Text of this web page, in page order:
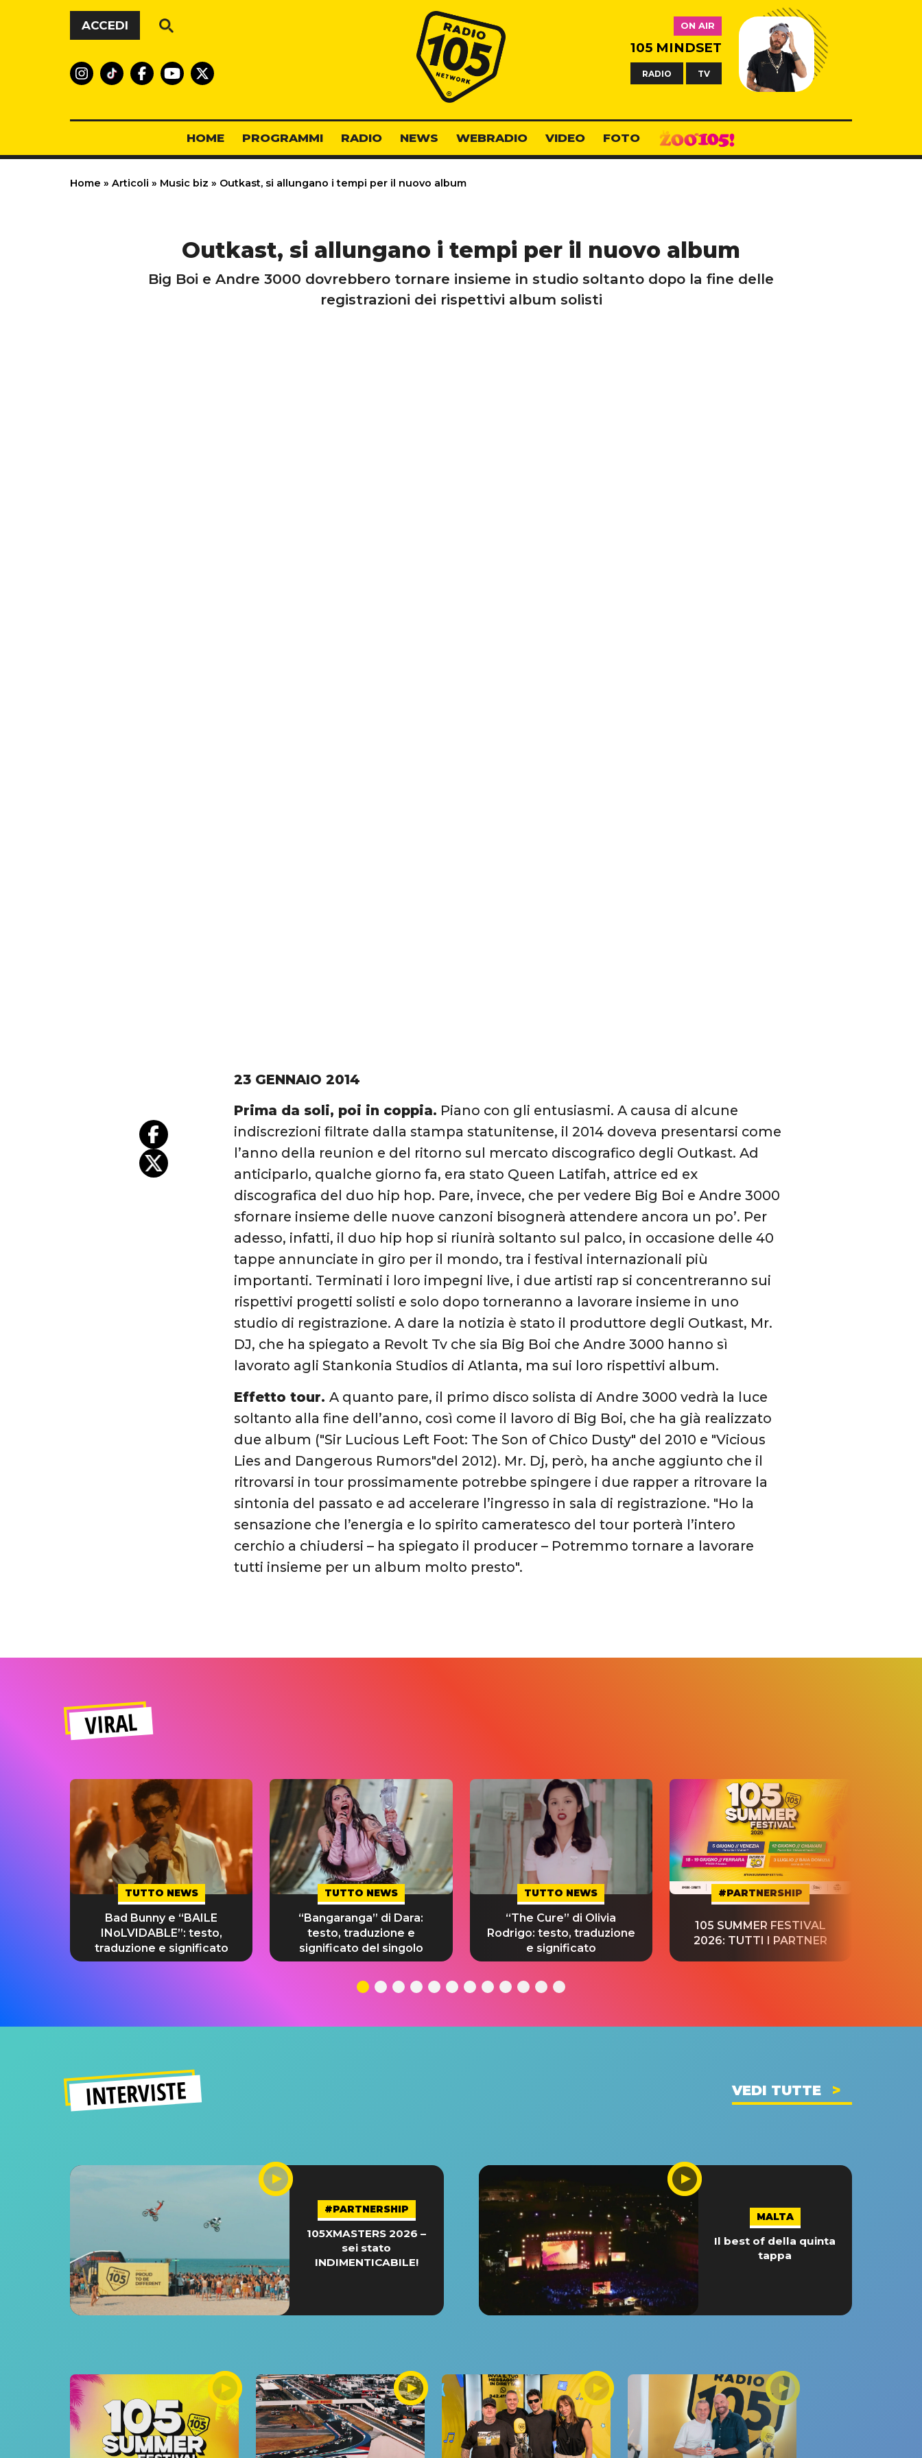
Vai al contenuto
ACCEDI
Radio 105
ON AIR
105 MINDSET
RADIO TV
HOME PROGRAMMI RADIO NEWS WEBRADIO VIDEO FOTO
Home » Articoli » Music biz » Outkast, si allungano i tempi per il nuovo album
Outkast, si allungano i tempi per il nuovo album
Big Boi e Andre 3000 dovrebbero tornare insieme in studio soltanto dopo la fine delle
registrazioni dei rispettivi album solisti
23 GENNAIO 2014
Prima da soli, poi in coppia. Piano con gli entusiasmi. A causa di alcune
indiscrezioni filtrate dalla stampa statunitense, il 2014 doveva presentarsi come
l’anno della reunion e del ritorno sul mercato discografico degli Outkast. Ad
anticiparlo, qualche giorno fa, era stato Queen Latifah, attrice ed ex
discografica del duo hip hop. Pare, invece, che per vedere Big Boi e Andre 3000
sfornare insieme delle nuove canzoni bisognerà attendere ancora un po’. Per
adesso, infatti, il duo hip hop si riunirà soltanto sul palco, in occasione delle 40
tappe annunciate in giro per il mondo, tra i festival internazionali più
importanti. Terminati i loro impegni live, i due artisti rap si concentreranno sui
rispettivi progetti solisti e solo dopo torneranno a lavorare insieme in uno
studio di registrazione. A dare la notizia è stato il produttore degli Outkast, Mr.
DJ, che ha spiegato a Revolt Tv che sia Big Boi che Andre 3000 hanno sì
lavorato agli Stankonia Studios di Atlanta, ma sui loro rispettivi album.
Effetto tour.A quanto pare, il primo disco solista di Andre 3000 vedrà la luce
soltanto alla fine dell’anno, così come il lavoro di Big Boi, che ha già realizzato
due album ("Sir Lucious Left Foot: The Son of Chico Dusty" del 2010 e "Vicious
Lies and Dangerous Rumors"del 2012). Mr. Dj, però, ha anche aggiunto che il
ritrovarsi in tour prossimamente potrebbe spingere i due rapper a ritrovare la
sintonia del passato e ad accelerare l’ingresso in sala di registrazione. "Ho la
sensazione che l’energia e lo spirito cameratesco del tour porterà l’intero
cerchio a chiudersi – ha spiegato il producer – Potremmo tornare a lavorare
tutti insieme per un album molto presto".
VIRAL
TUTTO NEWS
Bad Bunny e “BAILE
INoLVIDABLE”: testo,
traduzione e significato
TUTTO NEWS
“Bangaranga” di Dara:
testo, traduzione e
significato del singolo
TUTTO NEWS
“The Cure” di Olivia
Rodrigo: testo, traduzione
e significato
#PARTNERSHIP
105 SUMMER FESTIVAL
2026: TUTTI I PARTNER
INTERVISTE VEDI TUTTE
#PARTNERSHIP
105XMASTERS 2026 –
sei stato
INDIMENTICABILE!
MALTA
Il best of della quinta
tappa